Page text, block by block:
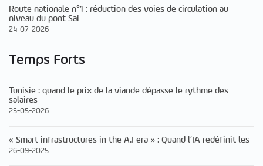
Route nationale n°1 : réduction des voies de circulation au
niveau du pont Sai
24-07-2026
Temps Forts
Tunisie : quand le prix de la viande dépasse le rythme des
salaires
25-05-2026
« Smart infrastructures in the A.I era » : Quand l’IA redéfinit les
26-09-2025